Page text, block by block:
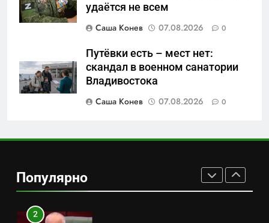
удаётся не всем
Саша Конев
07.08.2026 0
Путёвки есть – мест нет:
скандал в военном санатории
Владивостока
Саша Конев
07.08.2026 0
Популярно
Отставка Бречалова как
региона
САНКТ-ПЕТЕРБУРГ И ОБЛАСТЬ
Зачистка неба: Силовой
передел авиаотрасли
САНКТ-ПЕТЕРБУРГ И ОБЛАСТЬ
данные о складах с военной
продукцией: предприятия
обратились в СК
САНКТ-ПЕТЕРБУРГ И ОБЛАСТЬ
2